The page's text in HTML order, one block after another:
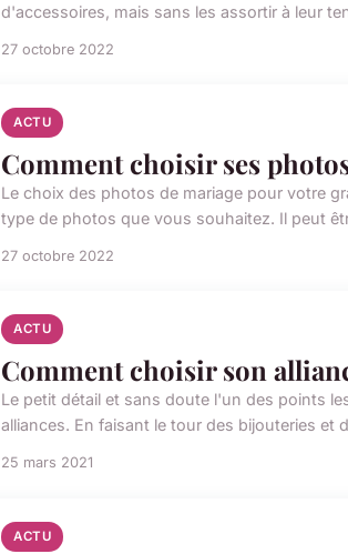
d'accessoires, mais sans les assortir à leur
27 octobre 2022
ACTU
Comment choisir ses
Le choix des photos de mariage pour votre
type de photos que vous souhaitez. Il peut
27 octobre 2022
ACTU
Comment choisir son
Le petit détail et sans doute l'un des points
alliances. En faisant le tour des bijouteries et
25 mars 2021
ACTU